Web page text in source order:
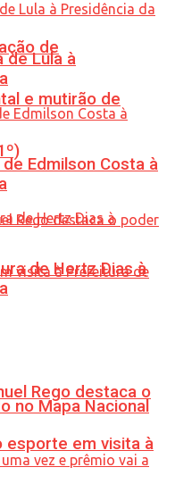
de
e mutirão de
Rego destaca o
em visita à
de Lula à
Edmilson Costa à
de Hertz Dias à
no Mapa Nacional